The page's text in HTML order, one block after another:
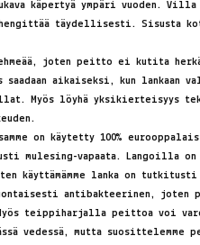
käpertyä ympäri vuoden.
täydellisesti. Sisusta
joten peitto ei kutita
saadaan aikaiseksi, kun
Myös löyhä yksikierteisyys
on käytetty 100%
mulesing-vapaata. Langoilla on
käyttämämme lanka on tutkitusti
antibakteerinen, joten
teippiharjalla peittoa voi
vedessä, mutta suosittelemme